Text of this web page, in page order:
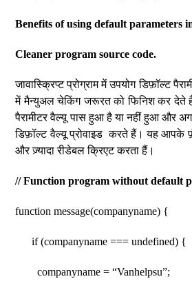
Benefits of using default parameters
Cleaner program source code.
जावास्क्रिप्ट प्रोग्राम में उपयोग डिफ़ॉल्ट
में मैन्युअल चेकिंग जरूरत को फिनिश कर देते
पैरामीटर वैल्यू पास हुआ है या नहीं हुआ और
डिफ़ॉल्ट वैल्यू प्रोवाइड करते हैं। यह आपके
और ज़्यादा रीडेबल क्रिएट करता हैं।
// Function program without default
function message(companyname) {
if (companyname === undefined) {
companyname = “Vanhelpsu”;